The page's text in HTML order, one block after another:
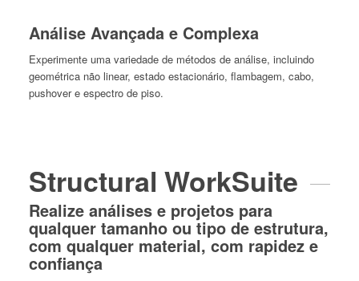
Análise Avançada e Complexa
Experimente uma variedade de métodos de análise, incluindo
geométrica não linear, estado estacionário, flambagem, cabo,
pushover e espectro de piso.
Structural WorkSuite
Realize análises e projetos para
qualquer tamanho ou tipo de estrutura,
com qualquer material, com rapidez e
confiança